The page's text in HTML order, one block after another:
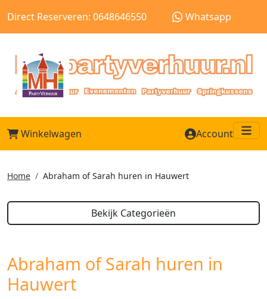
Direct Reserveren: 0648646550 Whatsapp
Winkelwagen Account
Home Abraham of Sarah huren in Hauwert
Bekijk Categorieën
Abraham of Sarah huren in
Hauwert